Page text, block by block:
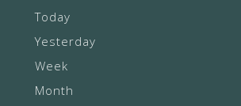
Today
Yesterday
Week
Month